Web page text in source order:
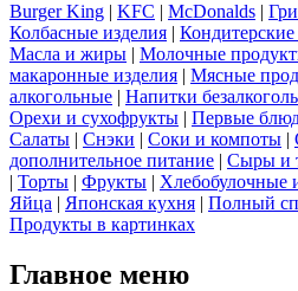
Burger King | KFC | McDonalds |
Колбасные изделия | Кондитерские
Масла и жиры | Молочные
макаронные изделия | Мясные
алкогольные | Напитки
Орехи и сухофрукты | Первые
Салаты | Снэки | Соки и компоты |
дополнительное питание | Сыры и
| Торты | Фрукты | Хлебобулочные
Яйца | Японская кухня | Полный
Продукты в картинках
Главное меню